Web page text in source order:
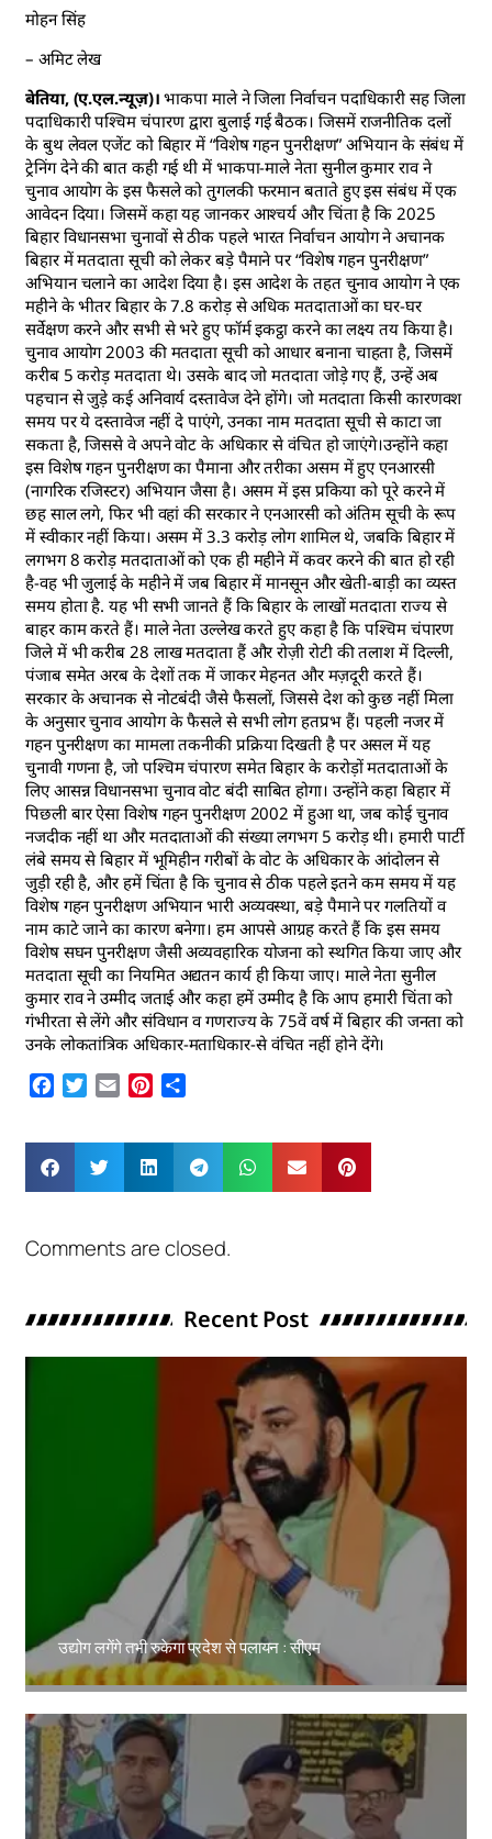
मोहन सिंह
– अमिट लेख
बेतिया, (ए.एल.न्यूज़)। भाकपा माले ने जिला निर्वाचन पदाधिकारी सह जिला
पदाधिकारी पश्चिम चंपारण द्वारा बुलाई गई बैठक। जिसमें राजनीतिक दलों
के बुथ लेवल एजेंट को बिहार में “विशेष गहन पुनरीक्षण” अभियान के संबंध में
ट्रेनिंग देने की बात कही गई थी में भाकपा-माले नेता सुनील कुमार राव ने
चुनाव आयोग के इस फैसले को तुगलकी फरमान बताते हुए इस संबंध में एक
आवेदन दिया। जिसमें कहा यह जानकर आश्चर्य और चिंता है कि 2025
बिहार विधानसभा चुनावों से ठीक पहले भारत निर्वाचन आयोग ने अचानक
बिहार में मतदाता सूची को लेकर बड़े पैमाने पर “विशेष गहन पुनरीक्षण”
अभियान चलाने का आदेश दिया है। इस आदेश के तहत चुनाव आयोग ने एक
महीने के भीतर बिहार के 7.8 करोड़ से अधिक मतदाताओं का घर-घर
सर्वेक्षण करने और सभी से भरे हुए फॉर्म इकट्ठा करने का लक्ष्य तय किया है।
चुनाव आयोग 2003 की मतदाता सूची को आधार बनाना चाहता है, जिसमें
करीब 5 करोड़ मतदाता थे। उसके बाद जो मतदाता जोड़े गए हैं, उन्हें अब
पहचान से जुड़े कई अनिवार्य दस्तावेज देने होंगे। जो मतदाता किसी कारणवश
समय पर ये दस्तावेज नहीं दे पाएंगे, उनका नाम मतदाता सूची से काटा जा
सकता है, जिससे वे अपने वोट के अधिकार से वंचित हो जाएंगे।उन्होंने कहा
इस विशेष गहन पुनरीक्षण का पैमाना और तरीका असम में हुए एनआरसी
(नागरिक रजिस्टर) अभियान जैसा है। असम में इस प्रकिया को पूरे करने में
छह साल लगे, फिर भी वहां की सरकार ने एनआरसी को अंतिम सूची के रूप
में स्वीकार नहीं किया। असम में 3.3 करोड़ लोग शामिल थे, जबकि बिहार में
लगभग 8 करोड़ मतदाताओं को एक ही महीने में कवर करने की बात हो रही
है-वह भी जुलाई के महीने में जब बिहार में मानसून और खेती-बाड़ी का व्यस्त
समय होता है. यह भी सभी जानते हैं कि बिहार के लाखों मतदाता राज्य से
बाहर काम करते हैं। माले नेता उल्लेख करते हुए कहा है कि पश्चिम चंपारण
जिले में भी करीब 28 लाख मतदाता हैं और रोज़ी रोटी की तलाश में दिल्ली,
पंजाब समेत अरब के देशों तक में जाकर मेहनत और मज़दूरी करते हैं।
सरकार के अचानक से नोटबंंदी जैसे फैसलों, जिससे देश को कुछ नहीं मिला
के अनुसार चुनाव आयोग के फैसले से सभी लोग हतप्रभ हैं। पहली नजर में
गहन पुनरीक्षण का मामला तकनीकी प्रक्रिया दिखती है पर असल में यह
चुनावी गणना है, जो पश्चिम चंपारण समेत बिहार के करोड़ों मतदाताओं के
लिए आसन्न विधानसभा चुनाव वोट बंदी साबित होगा। उन्होंने कहा बिहार में
पिछली बार ऐसा विशेष गहन पुनरीक्षण 2002 में हुआ था, जब कोई चुनाव
नजदीक नहीं था और मतदाताओं की संख्या लगभग 5 करोड़ थी। हमारी पार्टी
लंबे समय से बिहार में भूमिहीन गरीबों के वोट के अधिकार के आंदोलन से
जुड़ी रही है, और हमें चिंता है कि चुनाव से ठीक पहले इतने कम समय में यह
विशेष गहन पुनरीक्षण अभियान भारी अव्यवस्था, बड़े पैमाने पर गलतियों व
नाम काटे जाने का कारण बनेगा। हम आपसे आग्रह करते हैं कि इस समय
विशेष सघन पुनरीक्षण जैसी अव्यवहारिक योजना को स्थगित किया जाए और
मतदाता सूची का नियमित अद्यतन कार्य ही किया जाए। माले नेता सुनील
कुमार राव ने उम्मीद जताई और कहा हमें उम्मीद है कि आप हमारी चिंता को
गंभीरता से लेंगे और संविधान व गणराज्य के 75वें वर्ष में बिहार की जनता को
उनके लोकतांत्रिक अधिकार-मताधिकार-से वंचित नहीं होने देंगे।
Facebook
Twitter
Email Pinterest
Comments are closed.
Recent Post
उद्योग लगेंगे तभी रुकेगा प्रदेश से पलायन : सीएम
Amit Lekh